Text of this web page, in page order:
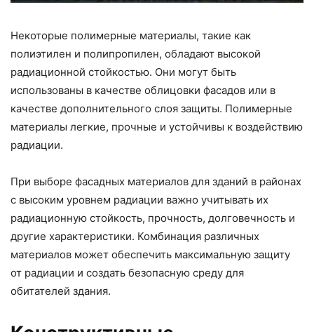
Некоторые полимерные материалы, такие как
полиэтилен и полипропилен, обладают высокой
радиационной стойкостью. Они могут быть
использованы в качестве облицовки фасадов или в
качестве дополнительного слоя защиты. Полимерные
материалы легкие, прочные и устойчивы к воздействию
радиации.
При выборе фасадных материалов для зданий в районах
с высоким уровнем радиации важно учитывать их
радиационную стойкость, прочность, долговечность и
другие характеристики. Комбинация различных
материалов может обеспечить максимальную защиту
от радиации и создать безопасную среду для
обитателей здания.